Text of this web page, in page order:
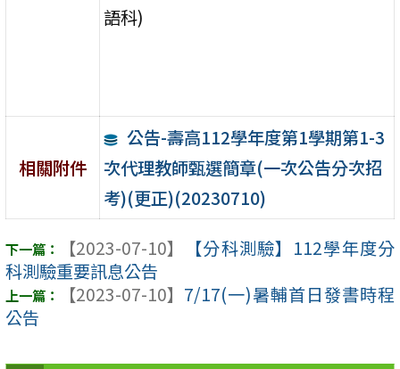
語科)
相關附件
公告-壽高112學年度第1學期第1-3
次代理教師甄選簡章(一次公告分次招
考)(更正)(20230710)
【2023-07-10】
【分科測驗】112學年度分
科測驗重要訊息公告
【2023-07-10】 7/17(一)暑輔首日發書時程
公告